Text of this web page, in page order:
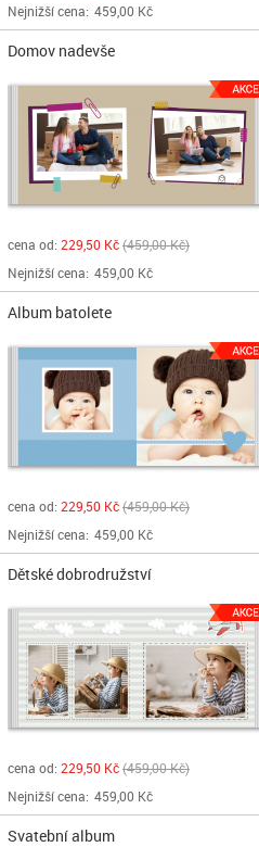
Nejnižší cena: 459,00 Kč
Domov nadevše
cena od: 229,50 Kč 459,00 Kč
Nejnižší cena: 459,00 Kč
Album batolete
cena od: 229,50 Kč 459,00 Kč
Nejnižší cena: 459,00 Kč
Dětské dobrodružství
cena od: 229,50 Kč 459,00 Kč
Nejnižší cena: 459,00 Kč
Svatební album